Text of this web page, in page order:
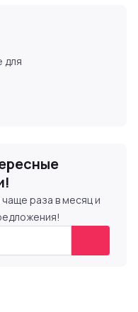
для
раза в месяц и